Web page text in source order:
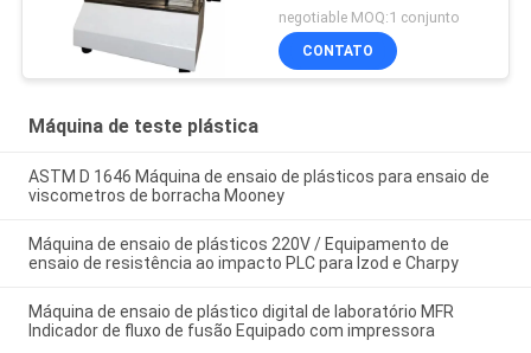
automáticas
negotiable MOQ:1 conjunto
CONTATO
Máquina de teste plástica
ASTM D 1646 Máquina de ensaio de plásticos para ensaio de
viscometros de borracha Mooney
Máquina de ensaio de plásticos 220V / Equipamento de
ensaio de resistência ao impacto PLC para Izod e Charpy
Máquina de ensaio de plástico digital de laboratório MFR
Indicador de fluxo de fusão Equipado com impressora